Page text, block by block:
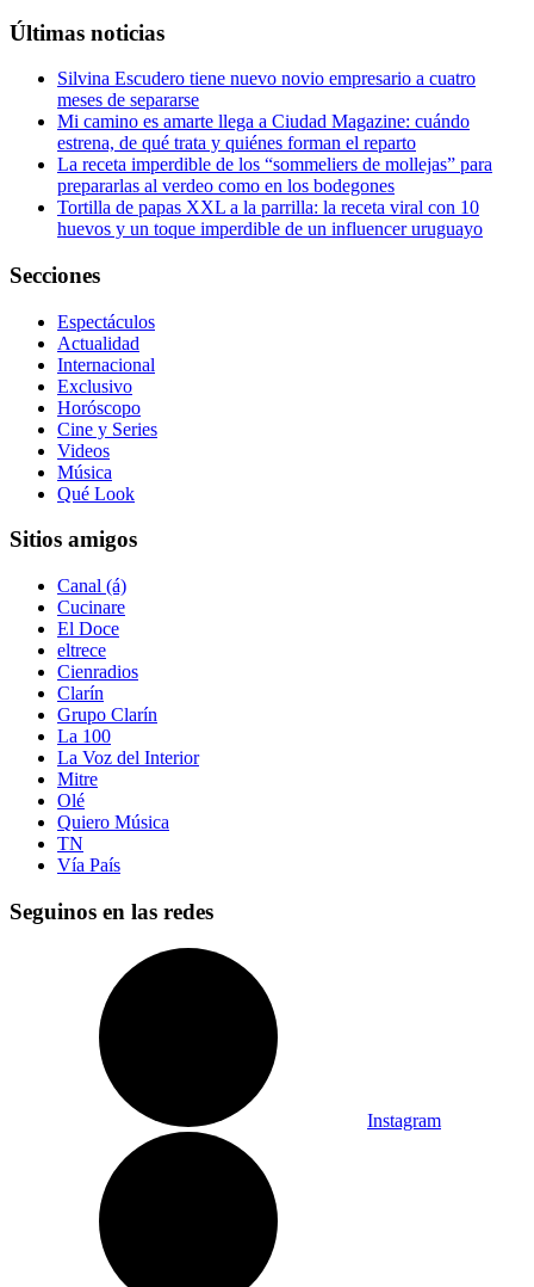
Últimas noticias
Silvina Escudero tiene nuevo novio empresario a cuatro
meses de separarse
Mi camino es amarte llega a Ciudad Magazine: cuándo
estrena, de qué trata y quiénes forman el reparto
La receta imperdible de los “sommeliers de mollejas” para
prepararlas al verdeo como en los bodegones
Tortilla de papas XXL a la parrilla: la receta viral con 10
huevos y un toque imperdible de un influencer uruguayo
Secciones
Espectáculos
Actualidad
Internacional
Exclusivo
Horóscopo
Cine y Series
Videos
Música
Qué Look
Sitios amigos
Canal (á)
Cucinare
El Doce
eltrece
Cienradios
Clarín
Grupo Clarín
La 100
La Voz del Interior
Mitre
Olé
Quiero Música
TN
Vía País
Seguinos en las redes
Instagram